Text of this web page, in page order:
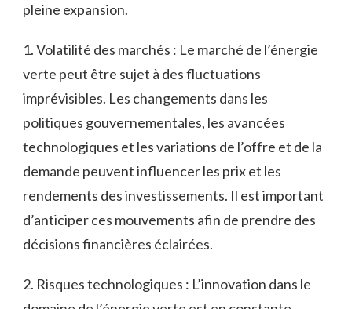
pleine expansion.
1.‍ Volatilité des marchés : Le marché‍ de l’énergie​
verte peut être⁤ sujet à des⁣ fluctuations​
imprévisibles. Les changements dans les
politiques gouvernementales, les avancées​
technologiques ‌et les ‍variations de l’offre⁣ et de la​
demande peuvent influencer les prix et les
rendements des investissements. Il est important
d’anticiper ⁣ces mouvements⁤ afin de prendre des
décisions financières⁣ éclairées.
2. Risques ‍technologiques : L’innovation‍ dans le